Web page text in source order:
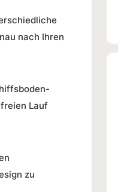
nach Ihren
Lauf
zu